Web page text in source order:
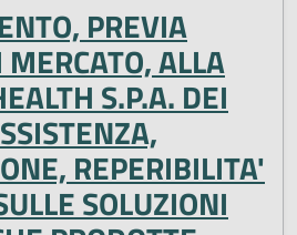
PREVIA
ALLA
S.P.A. DEI
REPERIBILITA'
SOLUZIONI